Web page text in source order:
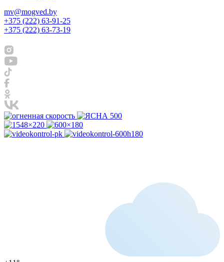
mv@mogved.by
+375 (222) 63-91-25
+375 (222) 63-73-19